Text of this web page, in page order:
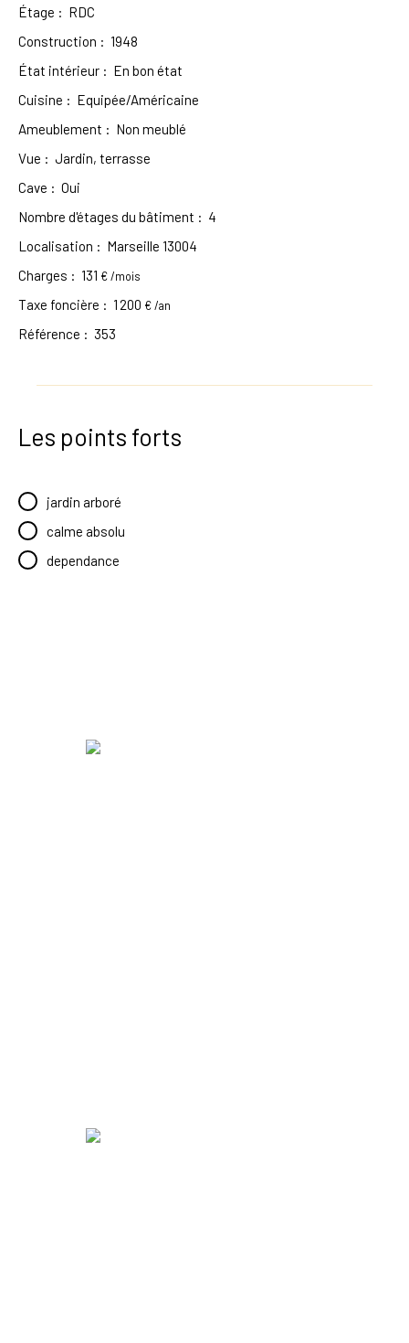
Étage : RDC
Construction : 1948
État intérieur : En bon état
Cuisine : Equipée/Américaine
Ameublement : Non meublé
Vue : Jardin, terrasse
Cave : Oui
Nombre d'étages du bâtiment : 4
Localisation : Marseille 13004
Charges : 131 € /mois
Taxe foncière : 1 200 € /an
Référence : 353
Les points forts
jardin arboré
calme absolu
dependance